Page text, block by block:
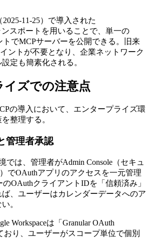
11-25）で導入された
ンスポートを用いることで、単一の
トでMCPサーバーを公開できる。旧来
ントが不要となり、企業ネットワーク
定も簡素化される。
イズでの注意点
の導入において、エンタープライズ環
整理する。
管理者承認
では、管理者がAdmin Console（セキュ
でOAuthアプリのアクセスを一元管理
OAuthクライアントIDを「信頼済み」
、ユーザーはカレンダーデータへのア
。
Workspaceは「Granular OAuth
おり、ユーザーがスコープ単位で個別